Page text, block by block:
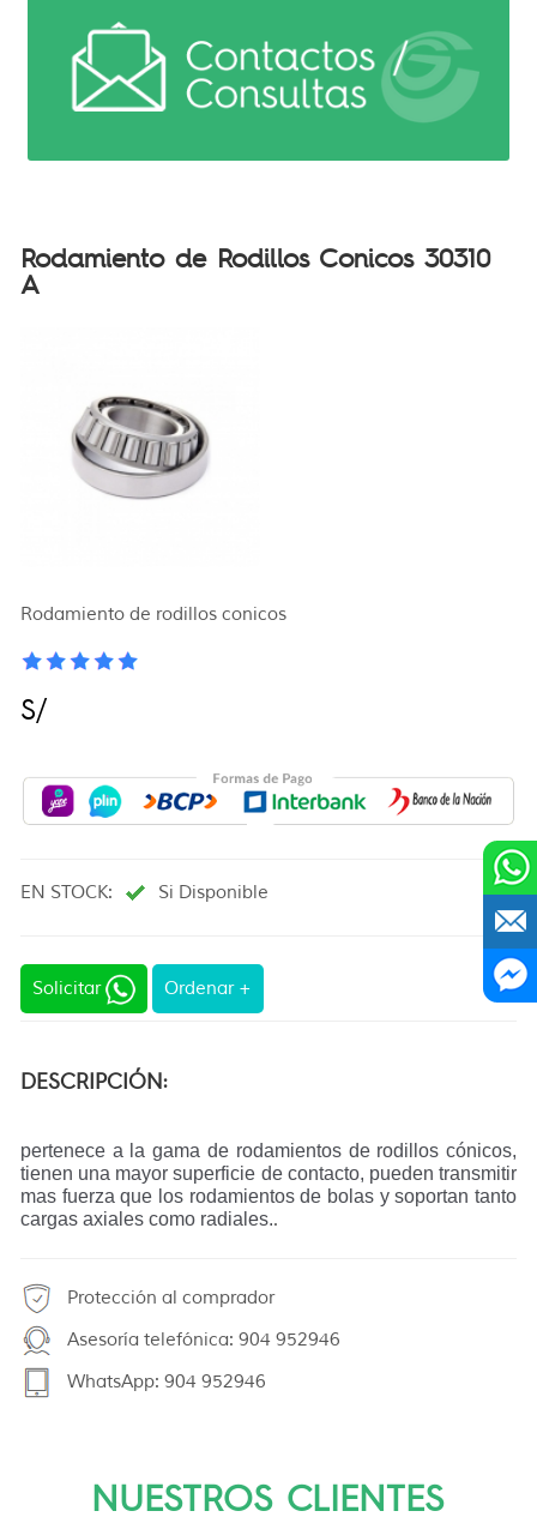
Rodamiento de Rodillos Conicos 30310
A
Rodamiento de rodillos conicos
S/
EN STOCK: Si Disponible
Solicitar Ordenar +
DESCRIPCIÓN:
pertenece a la gama de rodamientos de rodillos cónicos,
tienen una mayor superficie de contacto, pueden transmitir
mas fuerza que los rodamientos de bolas y soportan tanto
cargas axiales como radiales..
Protección al comprador
Asesoría telefónica: 904 952946
WhatsApp: 904 952946
NUESTROS CLIENTES